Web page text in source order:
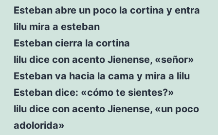
Esteban abre un poco la cortina y entra
lilu mira a esteban
Esteban cierra la cortina
lilu dice con acento Jienense, «señor»
Esteban va hacia la cama y mira a lilu
Esteban dice: «cómo te sientes?»
lilu dice con acento Jienense, «un poco
adolorida»